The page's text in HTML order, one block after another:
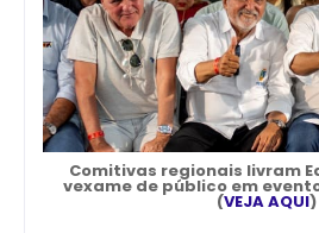
Comitivas regionais livram
vexame de público em
(VEJA AQUI)